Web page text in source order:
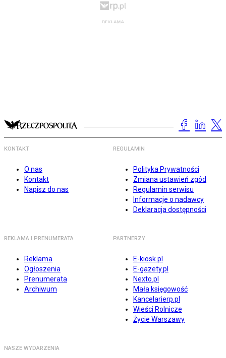
KONTAKT
O nas
Kontakt
Napisz do nas
REGULAMIN
Polityka Prywatności
Zmiana ustawień zgód
Regulamin serwisu
Informacje o nadawcy
Deklaracja dostępności
REKLAMA I PRENUMERATA
Reklama
Ogłoszenia
Prenumerata
Archiwum
PARTNERZY
E-kiosk.pl
E-gazety.pl
Nexto.pl
Mała księgowość
Kancelarierp.pl
Wieści Rolnicze
Życie Warszawy
NASZE WYDARZENIA